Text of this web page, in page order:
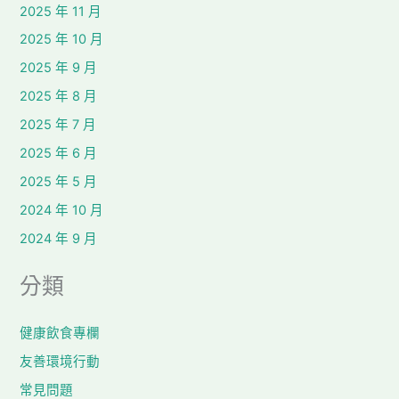
2025 年 11 月
2025 年 10 月
2025 年 9 月
2025 年 8 月
2025 年 7 月
2025 年 6 月
2025 年 5 月
2024 年 10 月
2024 年 9 月
分類
健康飲食專欄
友善環境行動
常見問題